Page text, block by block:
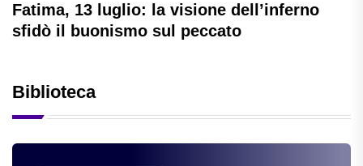
Fatima, 13 luglio: la visione dell’inferno
sfidò il buonismo sul peccato
Biblioteca